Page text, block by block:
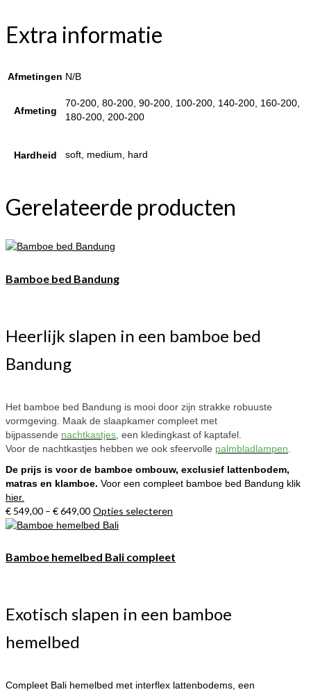
Extra informatie
Afmetingen N/B
Afmeting
70-200, 80-200, 90-200, 100-200, 140-200, 160-200,
180-200, 200-200
Hardheid soft, medium, hard
Gerelateerde producten
Bamboe bed Bandung
Heerlijk slapen in een bamboe bed
Bandung
Het bamboe bed Bandung is mooi door zijn strakke robuuste
vormgeving. Maak de slaapkamer compleet met
bijpassende nachtkastjes , een kledingkast of kaptafel.
Voor de nachtkastjes hebben we ook sfeervolle palmbladlampen
De prijs is voor de bamboe ombouw, exclusief lattenbodem,
matras en klamboe. Voor een compleet bamboe bed Bandung klik
hier.
€ 549,00 – €649,00 Opties selecteren
meerdere
variaties.
kan
gekozen
Bamboe hemelbed Bali compleet
Exotisch slapen in een bamboe
hemelbed
Compleet Bali hemelbed met interflex lattenbodems, een